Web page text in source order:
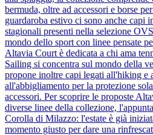
bermuda, oltre ad accessori e borse
guardaroba estivo ci sono anche capi
stagionali presenti nella selezione
mondo dello sport con linee pensate
Altavia Court è dedicata a chi ama
Sailing si concentra sul mondo della
propone inoltre capi legati all'hiking e
all'abbigliamento per la protezione
accessori. Per scoprire le proposte
diverse linee della collezione,
Corolla di Milazzo: l'estate è già
momento giusto per dare una